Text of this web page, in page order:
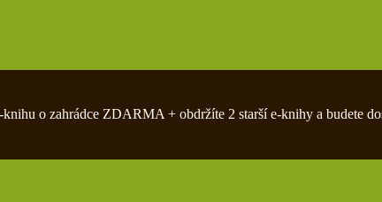
o zahrádce ZDARMA + obdržíte 2 starší e-knihy a budete